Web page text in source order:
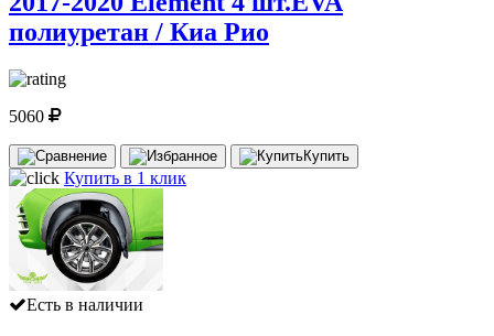
полиуретан / Киа Рио
5060
Купить
Купить в 1 клик
Есть в наличии